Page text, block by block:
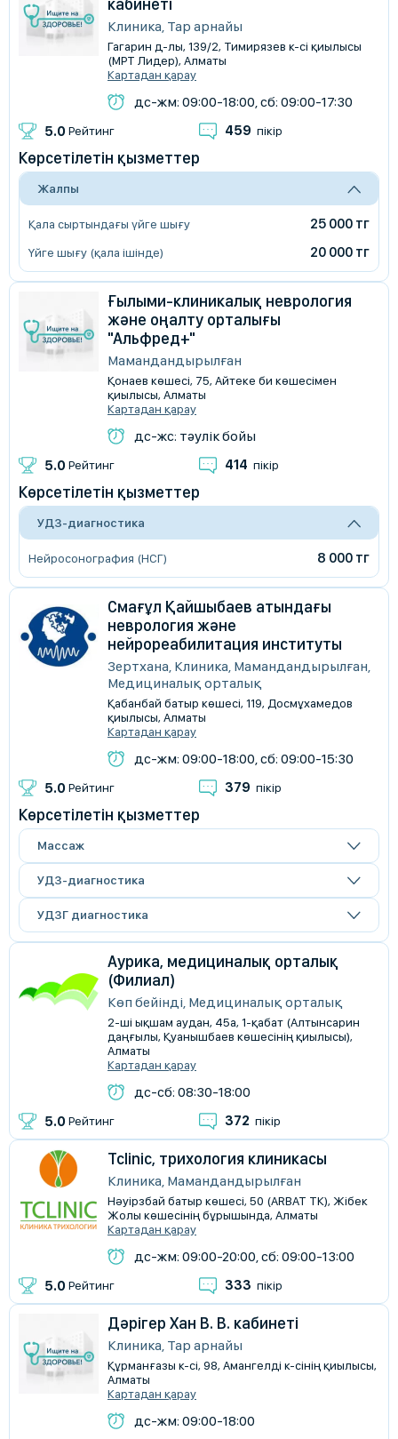
кабинеті
Клиника, Тар арнайы
Гагарин д-лы, 139/2, Тимирязев к-сі қиылысы
(МРТ Лидер), Алматы
Картадан қарау
дс-жм: 09:00-18:00, сб: 09:00-17:30
5.0 Рейтинг 459 пікір
Көрсетілетін қызметтер
Жалпы
Қала сыртындағы үйге шығу 25 000 тг
Үйге шығу (қала ішінде) 20 000 тг
Ғылыми-клиникалық неврология
және оңалту орталығы
"Альфред+"
Мамандандырылған
Қонаев көшесі, 75, Айтеке би көшесімен
қиылысы, Алматы
Картадан қарау
дс-жс: тәулік бойы
5.0 Рейтинг 414 пікір
Көрсетілетін қызметтер
УДЗ-диагностика
Нейросонография (НСГ) 8 000 тг
Смағұл Қайшыбаев атындағы
неврология және
нейрореабилитация институты
Зертхана, Клиника, Мамандандырылған,
Медициналық орталық
Қабанбай батыр көшесі, 119, Досмұхамедов
қиылысы, Алматы
Картадан қарау
дс-жм: 09:00-18:00, сб: 09:00-15:30
5.0 Рейтинг 379 пікір
Көрсетілетін қызметтер
Массаж
УДЗ-диагностика
УДЗГ диагностика
Аурика, медициналық орталық
(Филиал)
Көп бейінді, Медициналық орталық
2-ші ықшам аудан, 45а, 1-қабат (Алтынсарин
даңғылы, Қуанышбаев көшесінің қиылысы),
Алматы
Картадан қарау
дс-сб: 08:30-18:00
5.0 Рейтинг 372 пікір
Tclinic, трихология клиникасы
Клиника, Мамандандырылған
Нәуірзбай батыр көшесі, 50 (ARBAT ТК), Жібек
Жолы көшесінің бұрышында, Алматы
Картадан қарау
дс-жм: 09:00-20:00, сб: 09:00-13:00
5.0 Рейтинг 333 пікір
Дәрігер Хан В. В. кабинетi
Клиника, Тар арнайы
Құрманғазы к-сі, 98, Амангелді к-сінің қиылысы,
Алматы
Картадан қарау
дс-жм: 09:00-18:00